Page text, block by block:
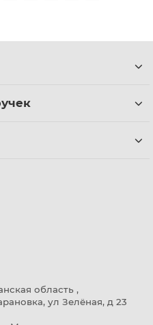
область ,
ул Зелёная, д 23